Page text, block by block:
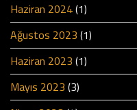
Haziran 2024(1)
Ağustos 2023 (1)
Haziran 2023 (1)
Mayıs 2023 (3)